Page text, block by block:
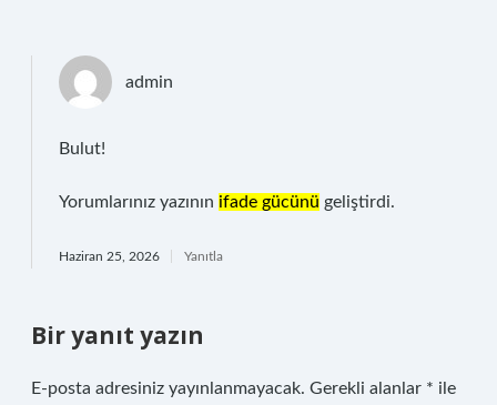
admin
Bulut!
Yorumlarınız yazının ifade gücünü geliştirdi.
Haziran 25, 2026 Yanıtla
Bir yanıt yazın
E-posta adresiniz yayınlanmayacak. Gerekli alanlar * ile